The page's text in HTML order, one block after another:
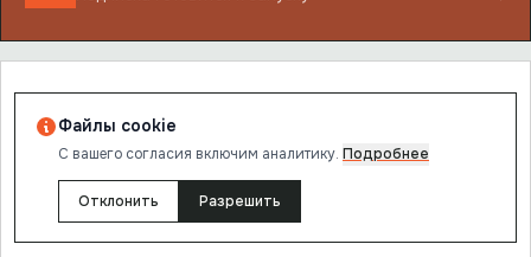
Полный аудит сайта
Проверим страницы из sitemap.xml, соберём общие ошибки и
расставим их по важности.
Файлы cookie
С вашего согласия включим аналитику. Подробнее
Отклонить Разрешить